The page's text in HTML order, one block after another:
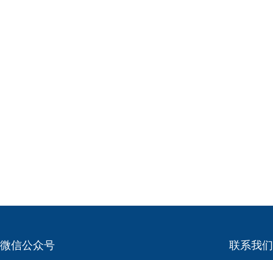
联系我
微信公众号